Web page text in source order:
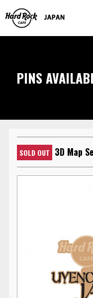
PINS
SOLD OUT 3D Map